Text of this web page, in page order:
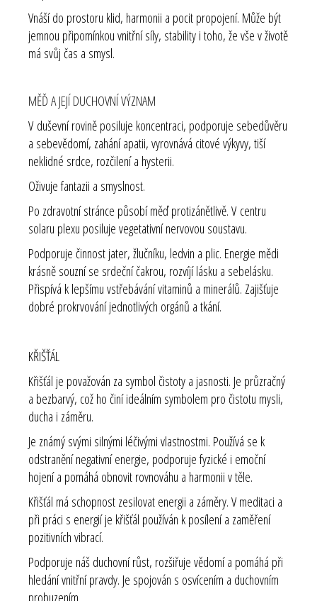
Vnáší do prostoru klid, harmonii a pocit propojení. Může být
jemnou připomínkou vnitřní síly, stability i toho, že vše v životě
má svůj čas a smysl.
MĚĎ A JEJÍ DUCHOVNÍ VÝZNAM
V duševní rovině posiluje koncentraci, podporuje sebedůvěru
a sebevědomí, zahání apatii, vyrovnává citové výkyvy, tiší
neklidné srdce, rozčilení a hysterii.
Oživuje fantazii a smyslnost.
Po zdravotní stránce působí měď protizánětlivě. V centru
solaru plexu posiluje vegetativní nervovou soustavu.
Podporuje činnost jater, žlučníku, ledvin a plic. Energie mědi
krásně souzní se srdeční čakrou, rozvíjí lásku a sebelásku.
Přispívá k lepšímu vstřebávání vitaminů a minerálů. Zajišťuje
dobré prokrvování jednotlivých orgánů a tkání.
KŘIŠŤÁL
Křišťál je považován za symbol čistoty a jasnosti. Je průzračný
a bezbarvý, což ho činí ideálním symbolem pro čistotu mysli,
ducha i záměru.
Je známý svými silnými léčivými vlastnostmi. Používá se k
odstranění negativní energie, podporuje fyzické i emoční
hojení a pomáhá obnovit rovnováhu a harmonii v těle.
Křišťál má schopnost zesilovat energii a záměry. V meditaci a
při práci s energií je křišťál používán k posílení a zaměření
pozitivních vibrací.
Podporuje náš duchovní růst, rozšiřuje vědomí a pomáhá při
hledání vnitřní pravdy. Je spojován s osvícením a duchovním
probuzením